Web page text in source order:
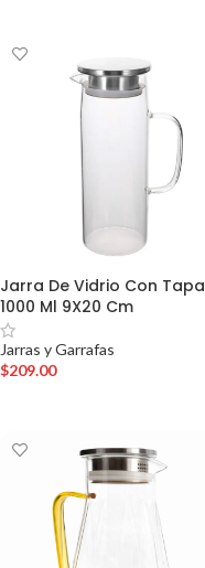
Jarra De Vidrio Con Tapa
1000 Ml 9X20 Cm
Jarras y Garrafas
$209.00